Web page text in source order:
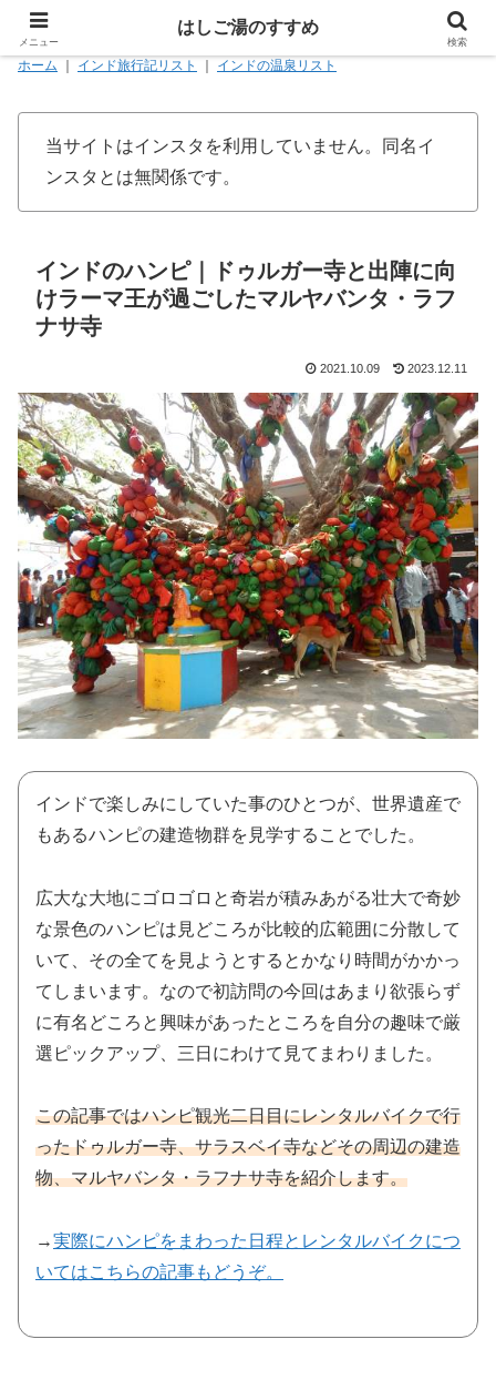
ホーム インド旅行記リスト インドの温泉リスト
当サイトはインスタを利用していません。同名イ
ンスタとは無関係です。
インドのハンピ｜ドゥルガー寺と出陣に向
けラーマ王が過ごしたマルヤバンタ・ラフ
ナサ寺
2021.10.09 2023.12.11
インドで楽しみにしていた事のひとつが、世界遺産で
もあるハンピの建造物群を見学することでした。
広大な大地にゴロゴロと奇岩が積みあがる壮大で奇妙
な景色のハンピは見どころが比較的広範囲に分散して
いて、その全てを見ようとするとかなり時間がかかっ
てしまいます。なので初訪問の今回はあまり欲張らず
に有名どころと興味があったところを自分の趣味で厳
選ピックアップ、三日にわけて見てまわりました。
この記事ではハンピ観光二日目にレンタルバイクで行
ったドゥルガー寺、サラスベイ寺などその周辺の建造
物、マルヤバンタ・ラフナサ寺を紹介します。
→実際にハンピをまわった日程とレンタルバイクにつ
いてはこちらの記事もどうぞ。
メニュー
はしご湯のすすめ
検索